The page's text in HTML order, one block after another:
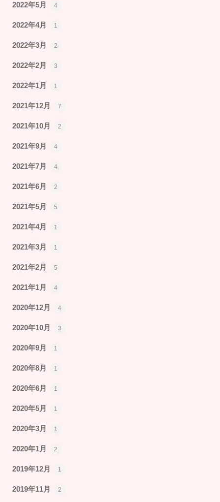
2022年5月 4
2022年4月 1
2022年3月 2
2022年2月 3
2022年1月 1
2021年12月 7
2021年10月 2
2021年9月 4
2021年7月 4
2021年6月 2
2021年5月 5
2021年4月 1
2021年3月 1
2021年2月 5
2021年1月 4
2020年12月 4
2020年10月 3
2020年9月 1
2020年8月 1
2020年6月 1
2020年5月 1
2020年3月 1
2020年1月 2
2019年12月 1
2019年11月 2